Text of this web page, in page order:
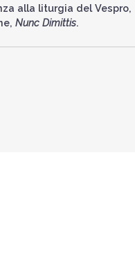
alla liturgia del Vespro,
Nunc Dimittis.